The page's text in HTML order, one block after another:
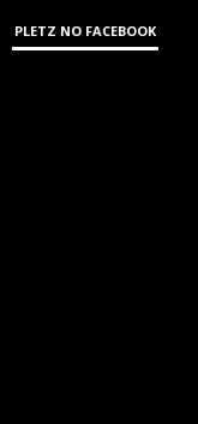
PLETZ NO FACEBOOK